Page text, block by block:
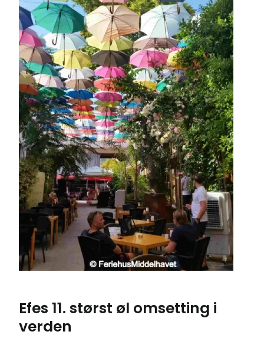
Efes 11. størst øl omsetting i
verden